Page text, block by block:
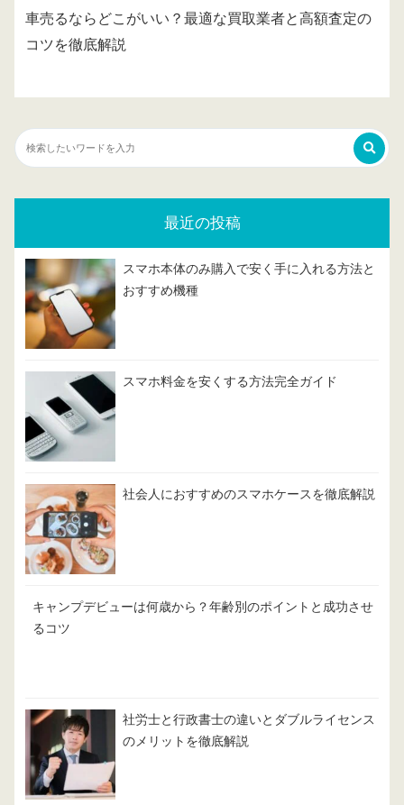
車売るならどこがいい？最適な買取業者と高額査定の
コツを徹底解説
最近の投稿
スマホ本体のみ購入で安く手に入れる方法と
おすすめ機種
スマホ料金を安くする方法完全ガイド
社会人におすすめのスマホケースを徹底解説
キャンプデビューは何歳から？年齢別のポイントと成功させ
るコツ
社労士と行政書士の違いとダブルライセンス
のメリットを徹底解説